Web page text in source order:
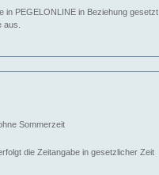
in PEGELONLINE in Beziehung gesetzt
aus.
Sommerzeit
die Zeitangabe in gesetzlicher Zeit